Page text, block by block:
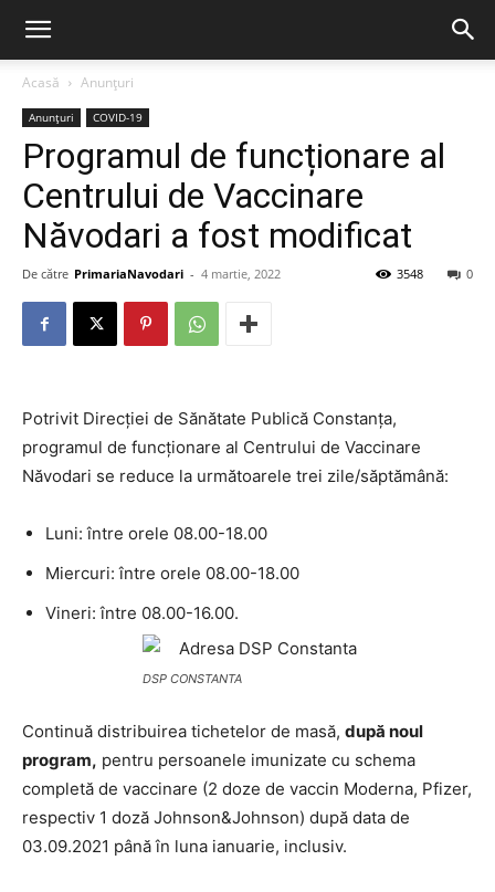
Acasă Anunțuri
Anunțuri COVID-19
Programul de funcționare al
Centrului de Vaccinare
Năvodari a fost modificat
De către PrimariaNavodari - 4 martie, 2022 0
3548
Potrivit Direcției de Sănătate Publică Constanța,
programul de funcționare al Centrului de Vaccinare
Năvodari se reduce la următoarele trei zile/săptămână:
Luni: între orele 08.00-18.00
Miercuri: între orele 08.00-18.00
Vineri: între 08.00-16.00.
DSP CONSTANTA
Continuă distribuirea tichetelor de masă, după noul
program, pentru persoanele imunizate cu schema
completă de vaccinare (2 doze de vaccin Moderna, Pfizer,
respectiv 1 doză Johnson&Johnson) după data de
03.09.2021 până în luna ianuarie, inclusiv.